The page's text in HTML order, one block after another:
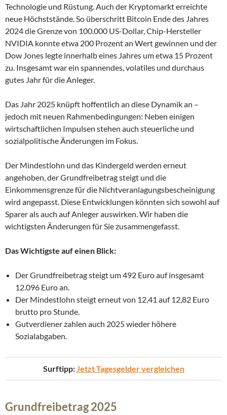
Technologie und Rüstung. Auch der Kryptomarkt erreichte
neue Höchststände. So überschritt Bitcoin Ende des Jahres
2024 die Grenze von 100.000 US-Dollar, Chip-Hersteller
NVIDIA konnte etwa 200 Prozent an Wert gewinnen und der
Dow Jones legte innerhalb eines Jahres um etwa 15 Prozent
zu. Insgesamt war ein spannendes, volatiles und durchaus
gutes Jahr für die Anleger.
Das Jahr 2025 knüpft hoffentlich an diese Dynamik an –
jedoch mit neuen Rahmenbedingungen: Neben einigen
wirtschaftlichen Impulsen stehen auch steuerliche und
sozialpolitische Änderungen im Fokus.
Der Mindestlohn und das Kindergeld werden erneut
angehoben, der Grundfreibetrag steigt und die
Einkommensgrenze für die Nichtveranlagungsbescheinigung
wird angepasst. Diese Entwicklungen könnten sich sowohl auf
Sparer als auch auf Anleger auswirken. Wir haben die
wichtigsten Änderungen für Sie zusammengefasst.
Das Wichtigste auf einen Blick:
Der Grundfreibetrag steigt um 492 Euro auf insgesamt
12.096 Euro an.
Der Mindestlohn steigt erneut von 12,41 auf 12,82 Euro
brutto pro Stunde.
Gutverdiener zahlen auch 2025 wieder höhere
Sozialabgaben.
Surftipp:Jetzt Tagesgelder vergleichen
Grundfreibetrag 2025